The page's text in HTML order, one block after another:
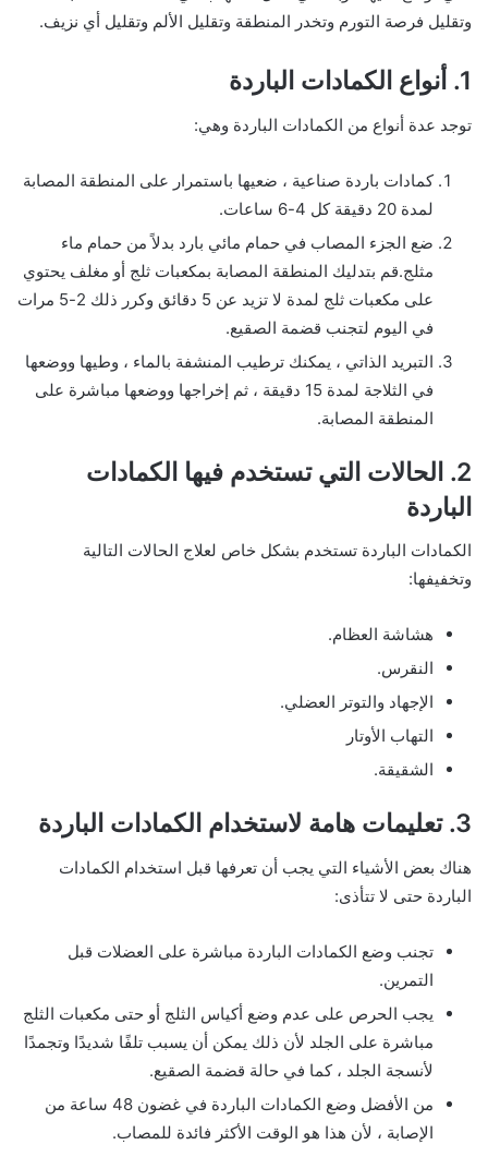
وتقليل فرصة التورم وتخدر المنطقة وتقليل الألم وتقليل أي نزيف.
1. أنواع الكمادات الباردة
توجد عدة أنواع من الكمادات الباردة وهي:
كمادات باردة صناعية ، ضعيها باستمرار على المنطقة المصابة
لمدة 20 دقيقة كل 4-6 ساعات.
ضع الجزء المصاب في حمام مائي بارد بدلاً من حمام ماء
مثلج.قم بتدليك المنطقة المصابة بمكعبات ثلج أو مغلف يحتوي
على مكعبات ثلج لمدة لا تزيد عن 5 دقائق وكرر ذلك 2-5 مرات
في اليوم لتجنب قضمة الصقيع.
التبريد الذاتي ، يمكنك ترطيب المنشفة بالماء ، وطيها ووضعها
في الثلاجة لمدة 15 دقيقة ، ثم إخراجها ووضعها مباشرة على
المنطقة المصابة.
2. الحالات التي تستخدم فيها الكمادات
الباردة
الكمادات الباردة تستخدم بشكل خاص لعلاج الحالات التالية
وتخفيفها:
هشاشة العظام.
النقرس.
الإجهاد والتوتر العضلي.
التهاب الأوتار
الشقيقة.
3. تعليمات هامة لاستخدام الكمادات الباردة
هناك بعض الأشياء التي يجب أن تعرفها قبل استخدام الكمادات
الباردة حتى لا تتأذى:
تجنب وضع الكمادات الباردة مباشرة على العضلات قبل
التمرين.
يجب الحرص على عدم وضع أكياس الثلج أو حتى مكعبات الثلج
مباشرة على الجلد لأن ذلك يمكن أن يسبب تلفًا شديدًا وتجمدًا
لأنسجة الجلد ، كما في حالة قضمة الصقيع.
من الأفضل وضع الكمادات الباردة في غضون 48 ساعة من
الإصابة ، لأن هذا هو الوقت الأكثر فائدة للمصاب.